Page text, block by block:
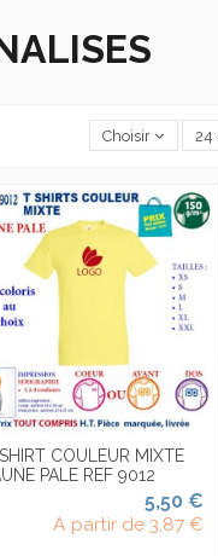
Choisir 24
COULEUR MIXTE
PALE REF 9012
5,50 €
A partir de 3,87 €